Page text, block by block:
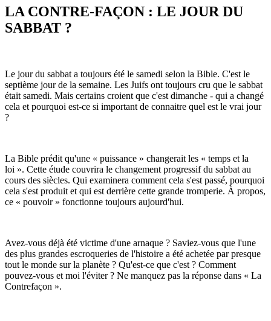
LA CONTRE-FAÇON : LE JOUR DU
SABBAT ?
Le jour du sabbat a toujours été le samedi selon la Bible. C'est le
septième jour de la semaine. Les Juifs ont toujours cru que le sabbat
était samedi. Mais certains croient que c'est dimanche - qui a changé
cela et pourquoi est-ce si important de connaitre quel est le vrai jour
?
La Bible prédit qu'une « puissance » changerait les « temps et la
loi ». Cette étude couvrira le changement progressif du sabbat au
cours des siècles. Qui examinera comment cela s'est passé, pourquoi
cela s'est produit et qui est derrière cette grande tromperie. À propos,
ce « pouvoir » fonctionne toujours aujourd'hui.
Avez-vous déjà été victime d'une arnaque ? Saviez-vous que l'une
des plus grandes escroqueries de l'histoire a été achetée par presque
tout le monde sur la planète ? Qu'est-ce que c'est ? Comment
pouvez-vous et moi l'éviter ? Ne manquez pas la réponse dans « La
Contrefaçon ».